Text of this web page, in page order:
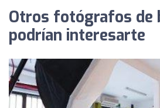
Otros fotógrafos de
podrían interesarte